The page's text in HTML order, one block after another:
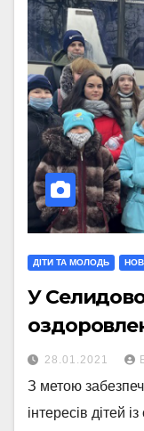
ДІТИ ТА МОЛОДЬ
У
28.01.2021
З метою
інтересів дітей